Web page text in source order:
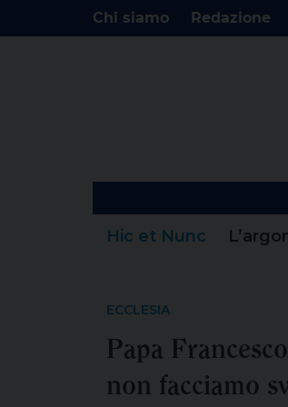
Chi siamo Redazione
Hic et Nunc
ECCLESIA
Papa
non facciamo